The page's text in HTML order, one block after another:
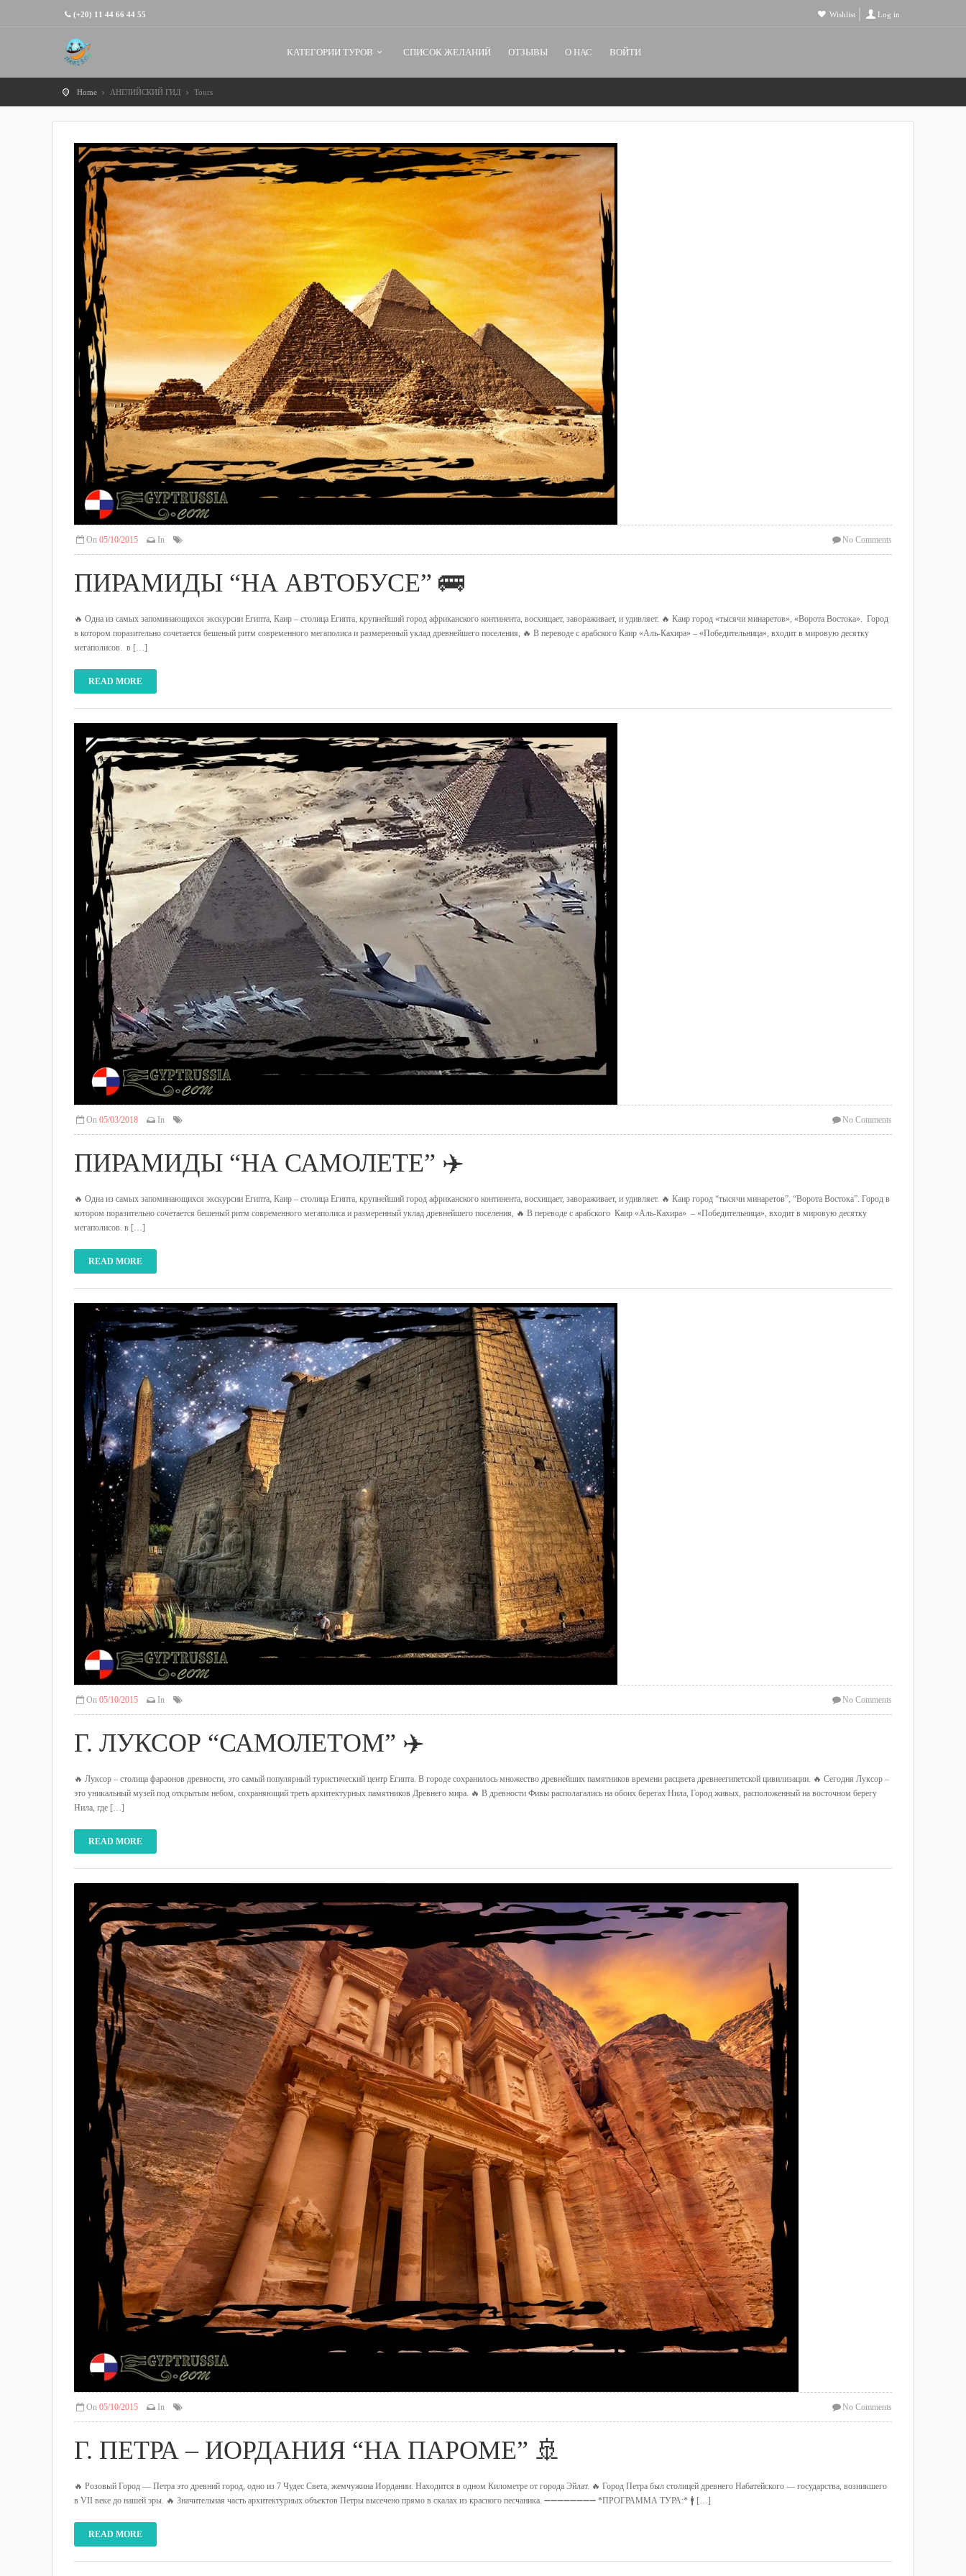
(+20) 11 44 66 44 55 Wishlist Log in
КАТЕГОРИИ ТУРОВ СПИСОК ЖЕЛАНИЙ ОТЗЫВЫ О НАС ВОЙТИ
Home АНГЛИЙСКИЙ ГИД Tours
On 05/10/2015 In No Comments
ПИРАМИДЫ “НА АВТОБУСЕ” 🚌
🔥 Одна из самых запоминающихся экскурсии Египта, Каир – столица Египта, крупнейший город африканского континента, восхищает, завораживает, и удивляет. 🔥 Каир город «тысячи минаретов», «Ворота Востока». Город
в котором поразительно сочетается бешеный ритм современного мегаполиса и размеренный уклад древнейшего поселения, 🔥 В переводе с арабского Каир «Аль-Кахира» – «Победительница», входит в мировую десятку
мегаполисов. в […]
READ MORE
On 05/03/2018 In No Comments
ПИРАМИДЫ “НА САМОЛЕТЕ” ✈️
🔥 Одна из самых запоминающихся экскурсии Египта, Каир – столица Египта, крупнейший город африканского континента, восхищает, завораживает, и удивляет. 🔥 Каир город “тысячи минаретов”, “Ворота Востока”. Город в
котором поразительно сочетается бешеный ритм современного мегаполиса и размеренный уклад древнейшего поселения, 🔥 В переводе с арабского Каир «Аль-Кахира» – «Победительница», входит в мировую десятку
мегаполисов. в […]
READ MORE
On 05/10/2015 In No Comments
Г. ЛУКСОР “САМОЛЕТОМ” ✈️
🔥 Луксор – столица фараонов древности, это самый популярный туристический центр Египта. В городе сохранилось множество древнейших памятников времени расцвета древнеегипетской цивилизации. 🔥 Сегодня Луксор –
это уникальный музей под открытым небом, сохраняющий треть архитектурных памятников Древнего мира. 🔥 В древности Фивы располагались на обоих берегах Нила, Город живых, расположенный на восточном берегу
Нила, где […]
READ MORE
On 05/10/2015 In No Comments
Г. ПЕТРА – ИОРДАНИЯ “НА ПАРОМЕ” 🚢
🔥 Розовый Город — Петра это древний город, одно из 7 Чудес Света, жемчужина Иордании. Находится в одном Километре от города Эйлат. 🔥 Город Петра был столицей древнего Набатейского — государства, возникшего
в VII веке до нашей эры. 🔥 Значительная часть архитектурных объектов Петры высечено прямо в скалах из красного песчаника. ➖➖➖➖➖➖➖➖ *ПРОГРАММА ТУРА:* 🚹 […]
READ MORE